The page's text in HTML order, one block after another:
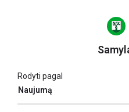
Naujumą
Rodyti pagal